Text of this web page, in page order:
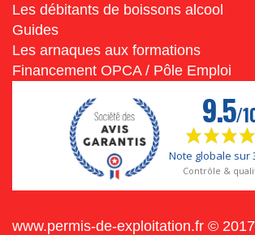
Les débitants de boissons alcool
Guides
Les arnaques aux formations
Financement OPCA / Pôle Emploi
www.permis-de-exploitation.fr © 2017